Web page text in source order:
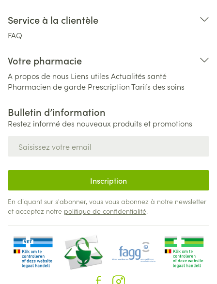
Service à la clientèle
FAQ
Votre pharmacie
A propos de nous Liens utiles Actualités santé
Pharmacien de garde PrescriptionTarifs des soins
Bulletin d’information
Restez informé des nouveaux produits et promotions
Inscription
En cliquant sur s'abonner, vous vous abonnez à notre newsletter
et acceptez notre politique de confidentialité.